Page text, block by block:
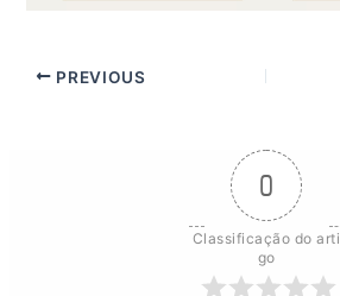
PREVIOUS
0
Classificação do arti
go